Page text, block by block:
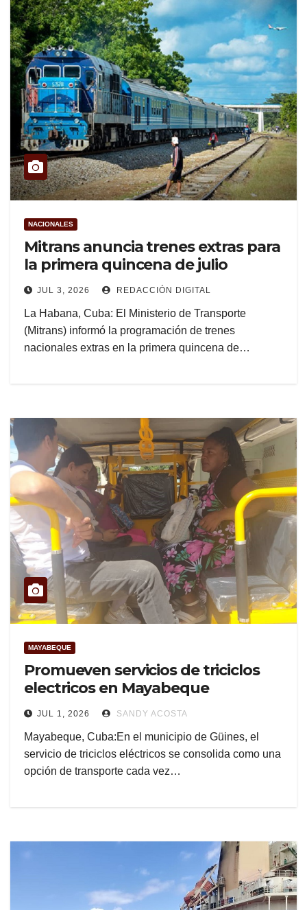
NACIONALES
Mitrans anuncia trenes extras para
la primera quincena de julio
JUL 3, 2026 REDACCIÓN DIGITAL
La Habana, Cuba: El Ministerio de Transporte
(Mitrans) informó la programación de trenes
nacionales extras en la primera quincena de…
MAYABEQUE
Promueven servicios de triciclos
electricos en Mayabeque
JUL 1, 2026 SANDY ACOSTA
Mayabeque, Cuba:En el municipio de Güines, el
servicio de triciclos eléctricos se consolida como una
opción de transporte cada vez…